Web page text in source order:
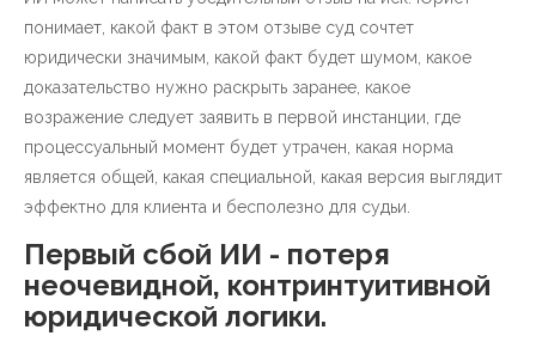
понимает, какой факт в этом отзыве суд сочтет
юридически значимым, какой факт будет шумом, какое
доказательство нужно раскрыть заранее, какое
возражение следует заявить в первой инстанции, где
процессуальный момент будет утрачен, какая норма
является общей, какая специальной, какая версия выглядит
эффектно для клиента и бесполезно для судьи.
Первый сбой ИИ - потеря
неочевидной, контринтуитивной
юридической логики.